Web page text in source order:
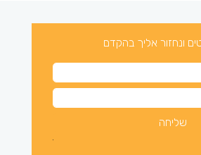
ונחזור אליך בהקדם